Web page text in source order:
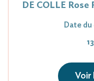
DE COLLE Rose
Date du
Voir